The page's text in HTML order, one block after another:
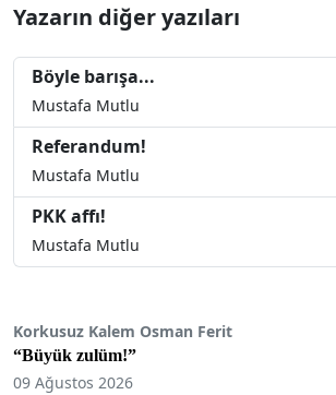
Yazarın diğer yazıları
Böyle barışa...
Mustafa Mutlu
Referandum!
Mustafa Mutlu
PKK affı!
Mustafa Mutlu
Korkusuz Kalem Osman Ferit
“Büyük zulüm!”
09 Ağustos 2026